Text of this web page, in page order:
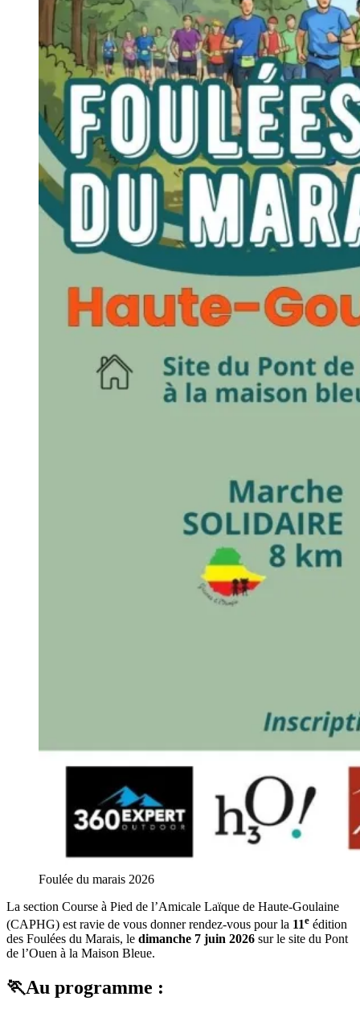
Foulée du marais 2026
La section Course à Pied de l’Amicale Laïque de Haute-Goulaine
(CAPHG) est ravie de vous donner rendez-vous pour la 11e édition
des Foulées du Marais, le dimanche 7 juin 2026 sur le site du Pont
de l’Ouen à la Maison Bleue.
🏃‍Au programme :